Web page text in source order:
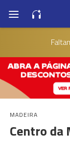
MADEIRA
Centro da